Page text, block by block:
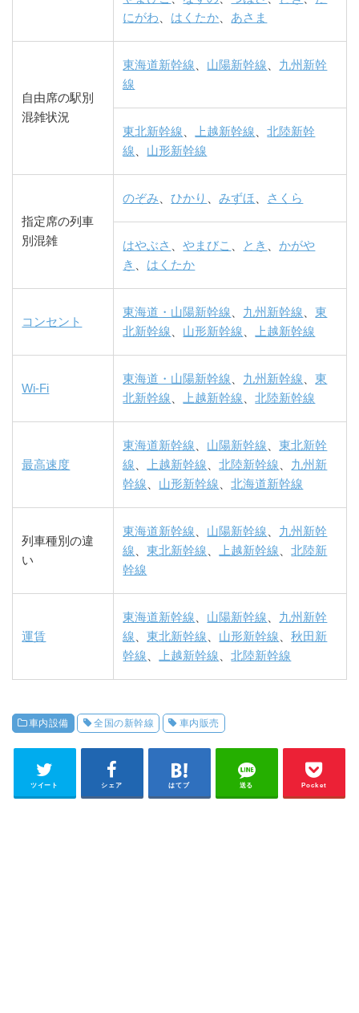
にがわ
はくたか あさま
自由席の駅別
混雑状況
東海道新幹線 山陽新幹線
九州新幹
線
東北新幹線 上越新幹線 、北陸新幹
線
山形新幹線
指定席の列車
別混雑
のぞみ 、ひかり 、みずほ さくら
はやぶさ 、やまびこ とき
かがや
き
はくたか
コンセント
東海道・山陽新幹線 九州新幹線 、東
北新幹線
山形新幹線 上越新幹線
Wi-Fi
東海道・山陽新幹線 九州新幹線 、東
北新幹線
上越新幹線 、北陸新幹線
最高速度
東海道新幹線 山陽新幹線 、東北新幹
線
上越新幹線 、北陸新幹線
九州新
幹線
山形新幹線 、北海道新幹線
列車種別の違
い
東海道新幹線 山陽新幹線
九州新幹
線 、東北新幹線 上越新幹線 、北陸新
幹線
運賃
東海道新幹線 山陽新幹線
九州新幹
線 、東北新幹線 山形新幹線 、秋田新
幹線
上越新幹線 、北陸新幹線
車内設備 全国の新幹線 車内販売
ツイート シェア はてブ 送る Pocket